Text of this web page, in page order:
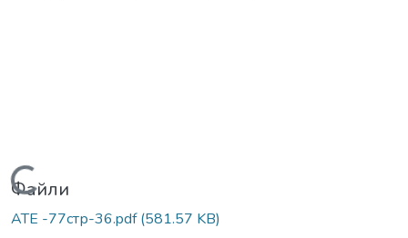
Вантажиться...
Файли
АТЕ -77стр-36.pdf(581.57 KB)